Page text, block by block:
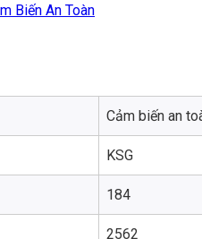
Biến An Toàn
Cảm biến an
KSG
184
2562